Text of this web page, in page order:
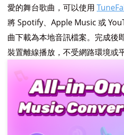
愛的舞台歌曲，可以使用
將 Spotify、Apple Music 或
曲下載為本地音訊檔案。完成後
裝置離線播放，不受網路環境或